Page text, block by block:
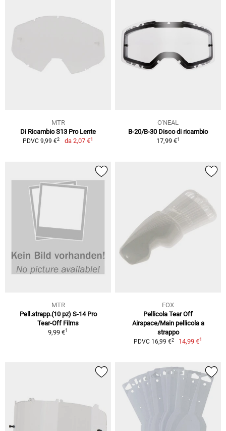
MTR
Di Ricambio S13 Pro Lente
PDVC 9,99 €2 da 2,07 €1
O'NEAL
B-20/B-30 Disco di ricambio
17,99 €1
MTR
Pell.strapp.(10 pz) S-14 Pro
Tear-Off Films
9,99 €1
FOX
Pellicola Tear Off
Airspace/Main pellicola a
strappo
PDVC 16,99 €2 14,99 €1